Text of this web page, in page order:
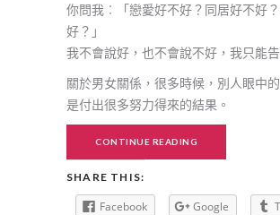
你問我︰「戀愛好不好？同居好不好
好？」
我不會說好，也不會說不好，我只能告
關於男女關係，很多時候，別人眼中
是付出很多努力得來的結果。
CONTINUE READING
SHARE THIS:
Facebook Google